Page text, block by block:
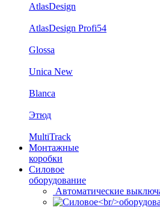
AtlasDesign
AtlasDesign Profi54
Glossa
Unica New
Blanca
Этюд
MultiTrack
Монтажные
коробки
Силовое
оборудование
Автоматические